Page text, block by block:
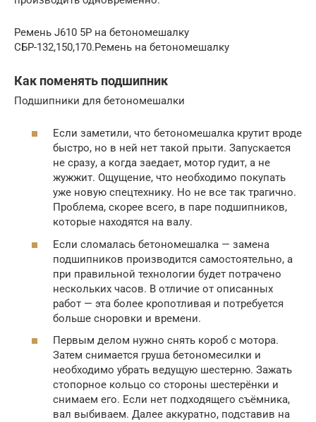
Ремень J610 5Р на бетономешалку
СБР-132,150,170.Ремень на бетономешалку
Как поменять подшипник
Подшипники для бетономешалки
Если заметили, что бетономешалка крутит вроде
быстро, но в ней нет такой прыти. Запускается
не сразу, а когда заедает, мотор гудит, а не
жужжит. Ощущение, что необходимо покупать
уже новую спецтехнику. Но не все так трагично.
Проблема, скорее всего, в паре подшипников,
которые находятся на валу.
Если сломалась бетономешалка — замена
подшипников производится самостоятельно, а
при правильной технологии будет потрачено
нескольких часов. В отличие от описанных
работ — эта более кропотливая и потребуется
больше сноровки и времени.
Первым делом нужно снять короб с мотора.
Затем снимается груша бетономесилки и
необходимо убрать ведущую шестерню. Зажать
стопорное кольцо со стороны шестерёнки и
снимаем его. Если нет подходящего съёмника,
вал выбиваем. Далее аккуратно, подставив на